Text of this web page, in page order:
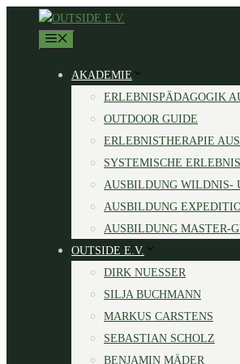
AKADEMIE
ERLEBNISPÄDAGOGIK
OUTDOOR GUIDE
ERLEBNISTHERAPIE
SYSTEMISCHE
AUSBILDUNG WILDNIS-
AUSBILDUNG
AUSBILDUNG MASTER-
OUTSIDE E.V.
DIRK NUESSER
SILJA BUCHMANN
MARKUS CARSTENS
SEBASTIAN SCHOLZ
BENJAMIN MÄDER